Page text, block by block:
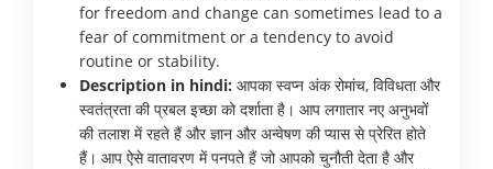
for freedom and change can sometimes lead to a
fear of commitment or a tendency to avoid
routine or stability.
Description in hindi: आपका स्वप्न अंक रोमांच, विविधता और
स्वतंत्रता की प्रबल इच्छा को दर्शाता है। आप लगातार नए अनुभवों
की तलाश में रहते हैं और ज्ञान और अन्वेषण की प्यास से प्रेरित होते
हैं। आप ऐसे वातावरण में पनपते हैं जो आपको चुनौती देता है और